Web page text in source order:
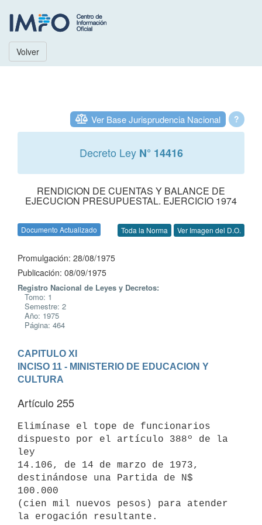
Volver
?
Ver Base Jurisprudencia Nacional
Decreto Ley N° 14416
RENDICION DE CUENTAS Y BALANCE DE
EJECUCION PRESUPUESTAL. EJERCICIO 1974
Documento Actualizado Toda la Norma Ver Imagen del D.O.
Promulgación: 28/08/1975
Publicación: 08/09/1975
Registro Nacional de Leyes y Decretos:
Tomo: 1
Semestre: 2
Año: 1975
Página: 464
CAPITULO XI
INCISO 11 - MINISTERIO DE EDUCACION Y
CULTURA
Artículo 255
Elimínase el tope de funcionarios
dispuesto por el artículo 388º de la
ley
14.106, de 14 de marzo de 1973,
destinándose una Partida de N$
100.000
(cien mil nuevos pesos) para atender